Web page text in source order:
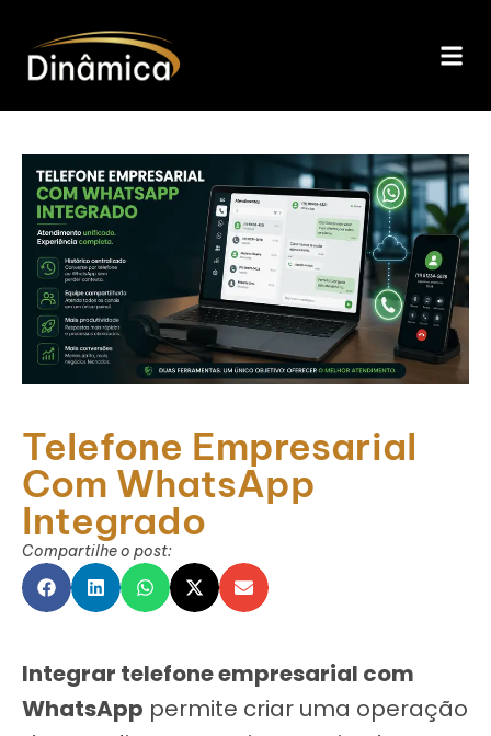
Telefone Empresarial
Com WhatsApp
Integrado
Compartilhe o post:
Integrar telefone empresarial com
WhatsApp permite criar uma operação